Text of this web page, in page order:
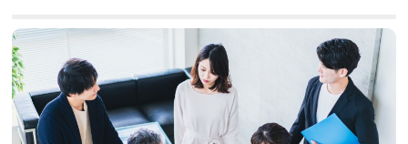
ください。